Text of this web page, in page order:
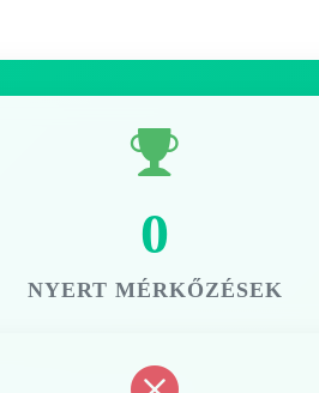
0
NYERT MÉRKŐZÉSEK